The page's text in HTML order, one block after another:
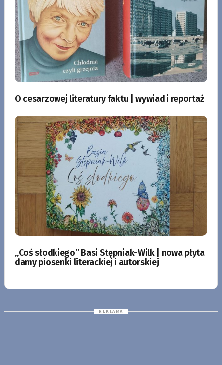
O cesarzowej literatury faktu | wywiad i reportaż
„Coś słodkiego” Basi Stępniak-Wilk | nowa płyta
damy piosenki literackiej i autorskiej